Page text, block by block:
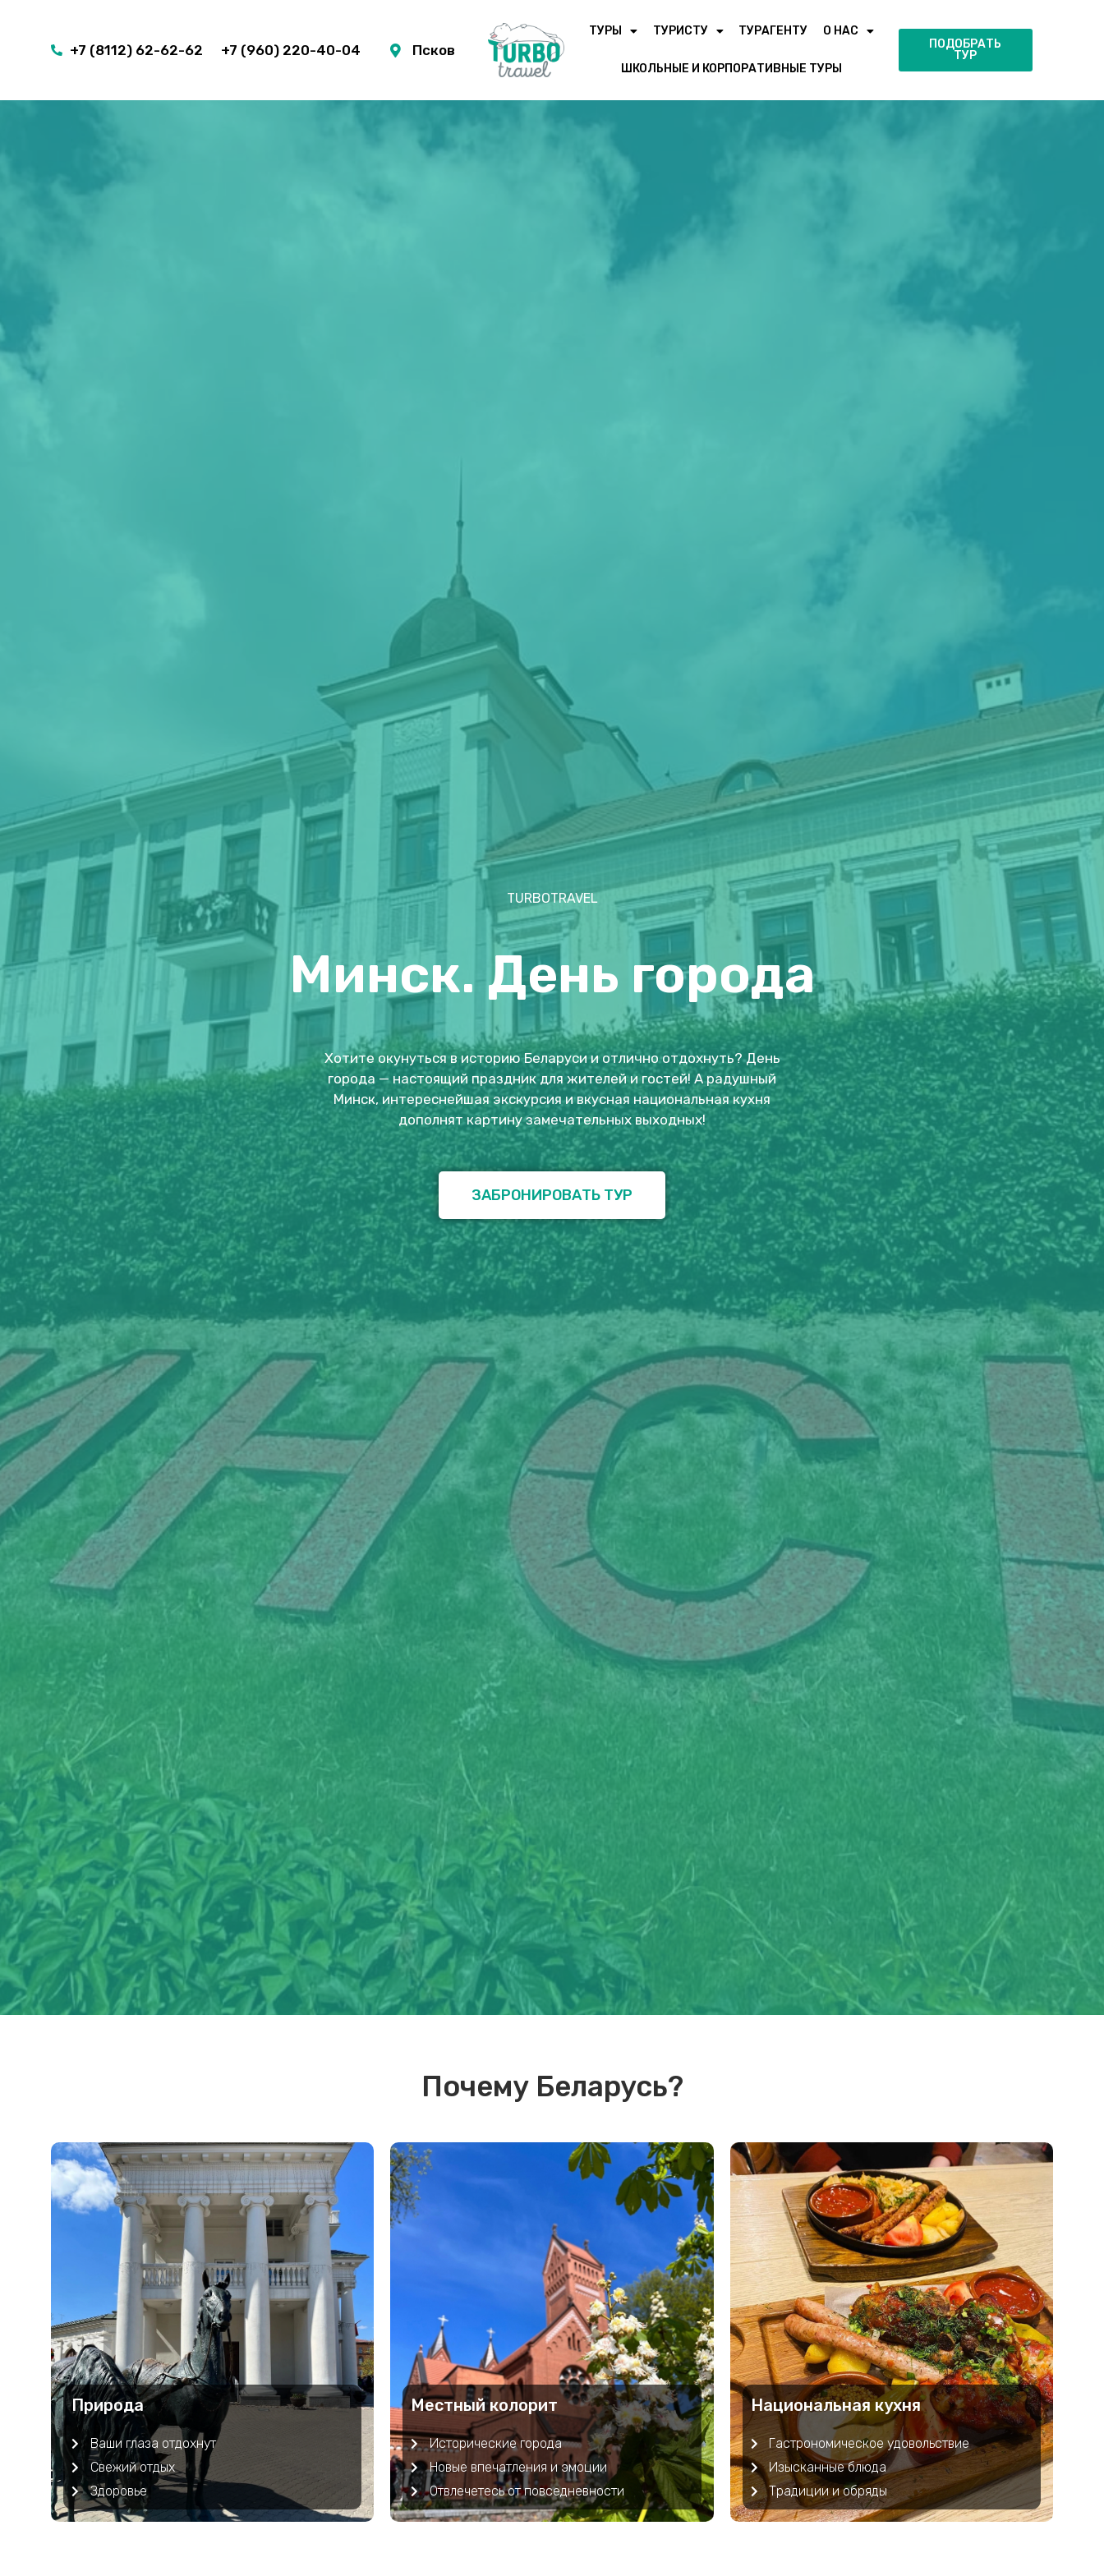
+7 (8112) 62-62-62 +7 (960) 220-40-04 Псков
ТУРЫ ТУРИСТУ ТУРАГЕНТУ О НАС
ШКОЛЬНЫЕ И КОРПОРАТИВНЫЕ ТУРЫ
ПОДОБРАТЬ
ТУР
TURBOTRAVEL
Минск. День города
Хотите окунуться в историю Беларуси и отлично отдохнуть? День
города — настоящий праздник для жителей и гостей! А радушный
Минск, интереснейшая экскурсия и вкусная национальная кухня
дополнят картину замечательных выходных!
ЗАБРОНИРОВАТЬ ТУР
Почему Беларусь?
Природа
Ваши глаза отдохнут
Свежий отдых
Здоровье
Местный колорит
Исторические города
Новые впечатления и эмоции
Отвлечетесь от повседневности
Национальная кухня
Гастрономическое удовольствие
Изысканные блюда
Традиции и обряды